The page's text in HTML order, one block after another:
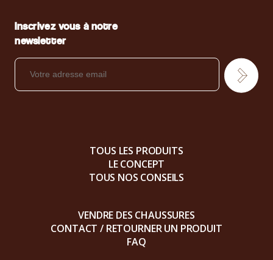
Inscrivez vous à notre
newsletter
TOUS LES PRODUITS
LE CONCEPT
TOUS NOS CONSEILS
VENDRE DES CHAUSSURES
CONTACT / RETOURNER UN PRODUIT
FAQ